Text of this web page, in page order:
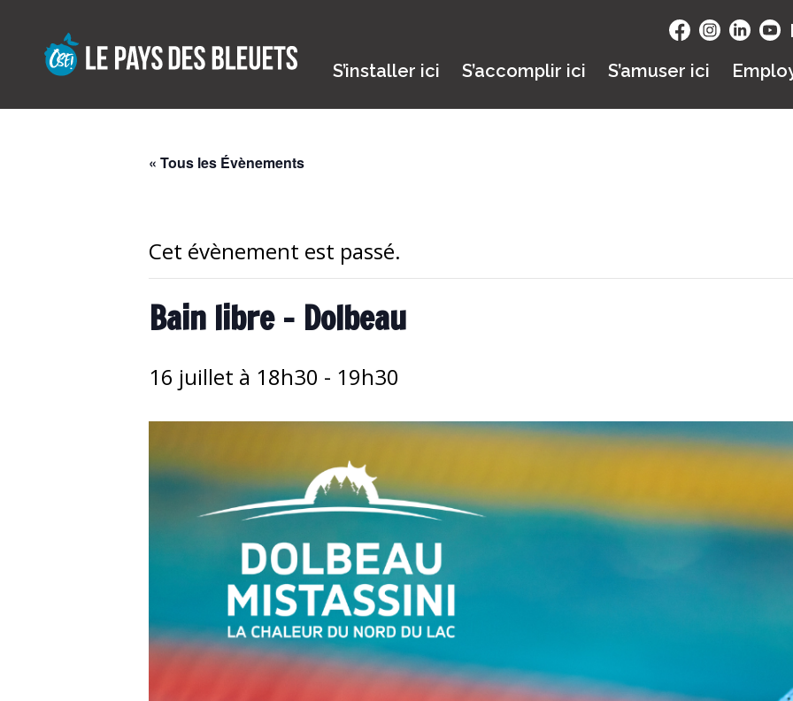
content
S’installer ici
S’accomplir ici S’amuser ici
« Tous les Évènements
Cet évènement est passé.
Bain libre – Dolbeau
16 juillet à 18h30 - 19h30